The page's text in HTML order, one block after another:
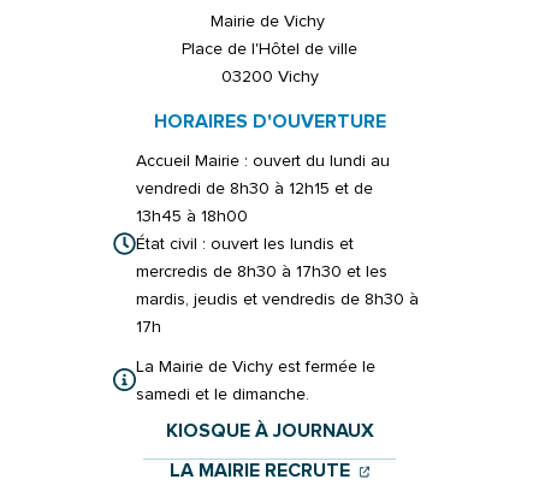
Mairie de Vichy
Place de l'Hôtel de ville
03200 Vichy
HORAIRES D'OUVERTURE
Accueil Mairie : ouvert du lundi au
vendredi de 8h30 à 12h15 et de
13h45 à 18h00
État civil : ouvert les lundis et
mercredis de 8h30 à 17h30 et les
mardis, jeudis et vendredis de 8h30 à
17h
La Mairie de Vichy est fermée le
samedi et le dimanche.
KIOSQUE À JOURNAUX
LA MAIRIE RECRUTE (OUVERTURE
(OUVERTURE